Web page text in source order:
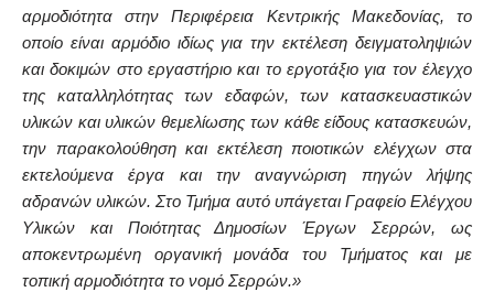
αρμοδιότητα στην Περιφέρεια Κεντρικής Μακεδονίας, το
οποίο είναι αρμόδιο ιδίως για την εκτέλεση δειγματοληψιών
και δοκιμών στο εργαστήριο και το εργοτάξιο για τον έλεγχο
της καταλληλότητας των εδαφών, των κατασκευαστικών
υλικών και υλικών θεμελίωσης των κάθε είδους κατασκευών,
την παρακολούθηση και εκτέλεση ποιοτικών ελέγχων στα
εκτελούμενα έργα και την αναγνώριση πηγών λήψης
αδρανών υλικών. Στο Τμήμα αυτό υπάγεται Γραφείο Ελέγχου
Υλικών και Ποιότητας Δημοσίων Έργων Σερρών, ως
αποκεντρωμένη οργανική μονάδα του Τμήματος και με
τοπική αρμοδιότητα το νομό Σερρών.»